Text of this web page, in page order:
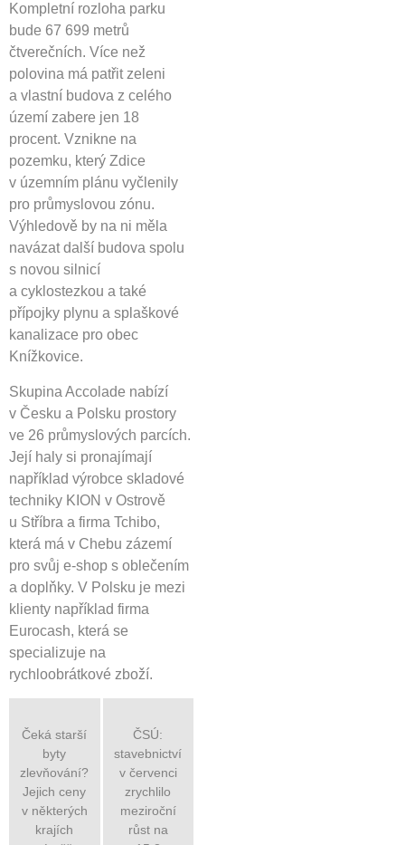
Kompletní rozloha parku
bude 67 699 metrů
čtverečních. Více než
polovina má patřit zeleni
a vlastní budova z celého
území zabere jen 18
procent. Vznikne na
pozemku, který Zdice
v územním plánu vyčlenily
pro průmyslovou zónu.
Výhledově by na ni měla
navázat další budova spolu
s novou silnicí
a cyklostezkou a také
přípojky plynu a splaškové
kanalizace pro obec
Knížkovice.
Skupina Accolade nabízí
v Česku a Polsku prostory
ve 26 průmyslových parcích.
Její haly si pronajímají
například výrobce skladové
techniky KION v Ostrově
u Stříbra a firma Tchibo,
která má v Chebu zázemí
pro svůj e-shop s oblečením
a doplňky. V Polsku je mezi
klienty například firma
Eurocash, která se
specializuje na
rychloobrátkové zboží.
Čeká starší
byty
zlevňování?
Jejich ceny
v některých
krajích
ČSÚ:
stavebnictví
v červenci
zrychlilo
meziroční
růst na